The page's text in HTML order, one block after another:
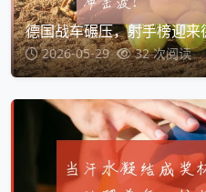
德国战车碾压，射手榜迎
2026-05-29 32 次阅读